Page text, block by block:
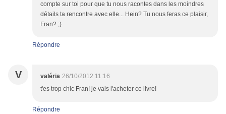
compte sur toi pour que tu nous racontes dans les moindres
détails ta rencontre avec elle... Hein? Tu nous feras ce plaisir,
Fran? ;)
Répondre
V valéria 26/10/2012 11:16
t'es trop chic Fran! je vais l'acheter ce livre!
Répondre